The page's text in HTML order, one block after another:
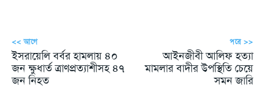
<< আগে
ইসরায়েলি বর্বর হামলায় ৪০
জন ক্ষুধার্ত ত্রাণপ্রত্যাশীসহ ৪৭
জন নিহত
পরে >>
আইনজীবী আলিফ হত্যা
মামলার বাদীর উপস্থিতি চেয়ে
সমন জারি